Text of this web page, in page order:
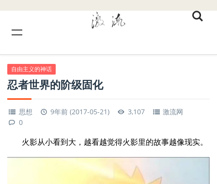
自由主义的神话
忍者世界的阶级固化
思想 9年前 (2017-05-21) 3,107
激流网
0
火影从小看到大，越看越觉得火影里的故事越像现实。